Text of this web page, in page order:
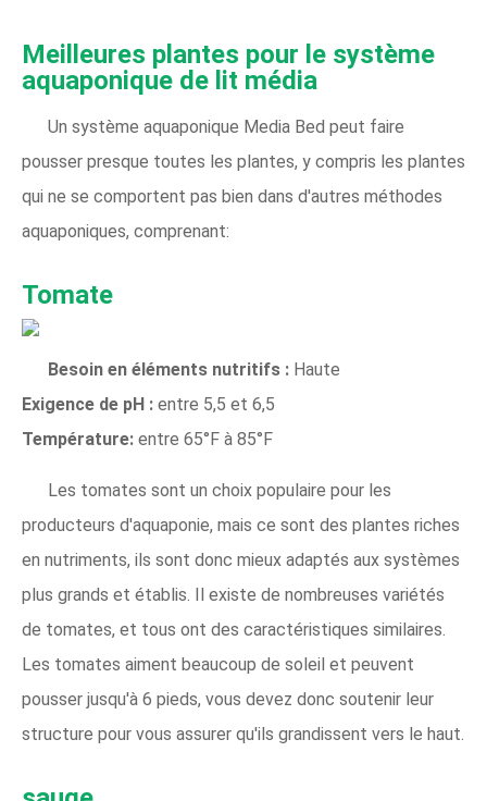
Meilleures plantes pour le système
aquaponique de lit média
Un système aquaponique Media Bed peut faire
pousser presque toutes les plantes, y compris les plantes
qui ne se comportent pas bien dans d'autres méthodes
aquaponiques, comprenant:
Tomate
Besoin en éléments nutritifs : Haute
Exigence de pH : entre 5,5 et 6,5
Température: entre 65°F à 85°F
Les tomates sont un choix populaire pour les
producteurs d'aquaponie, mais ce sont des plantes riches
en nutriments, ils sont donc mieux adaptés aux systèmes
plus grands et établis. Il existe de nombreuses variétés
de tomates, et tous ont des caractéristiques similaires.
Les tomates aiment beaucoup de soleil et peuvent
pousser jusqu'à 6 pieds, vous devez donc soutenir leur
structure pour vous assurer qu'ils grandissent vers le haut.